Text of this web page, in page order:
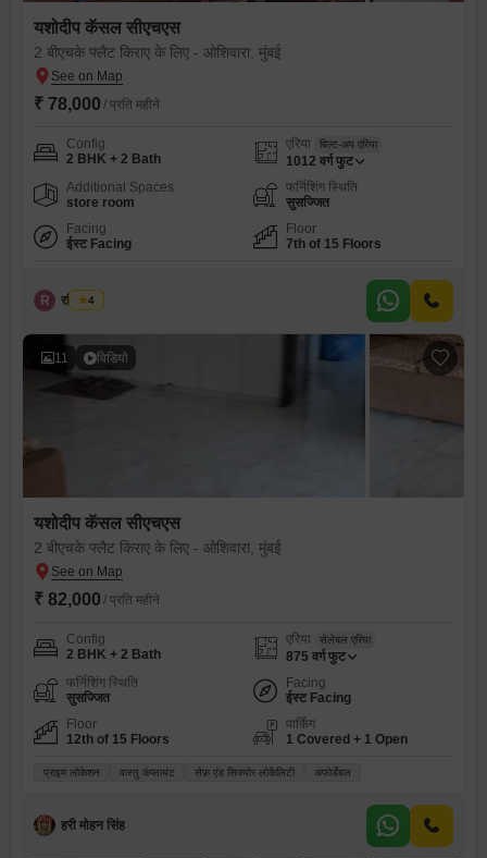
यशोदीप कॅसल सीएचएस
2 बीएचके फ्लैट किराए के लिए - ओशिवारा, मुंबई
₹ 78,000 / प्रति महीने
Config
2 BHK + 2 Bath
एरिया बिल्ट-अप एरिया
1012 वर्ग फुट
Additional Spaces
store room
फर्निशिंग स्थिति
सुसज्जित
Facing
ईस्ट Facing
Floor
7th of 15 Floors
R रवि देसाई
4
11 विडियो
यशोदीप कॅसल सीएचएस
2 बीएचके फ्लैट किराए के लिए - ओशिवारा, मुंबई
₹ 82,000 / प्रति महीने
Config
2 BHK + 2 Bath
एरिया सेलेबल एरिया
875 वर्ग फुट
फर्निशिंग स्थिति
सुसज्जित
Facing
ईस्ट Facing
Floor
12th of 15 Floors
पार्किंग
1 Covered + 1 Open
प्राइम लोकेशन वास्तु कंप्लायंट सेफ़ एंड सिक्योर लोकैलिटी अफोर्डेबल
हरी मोहन सिंह